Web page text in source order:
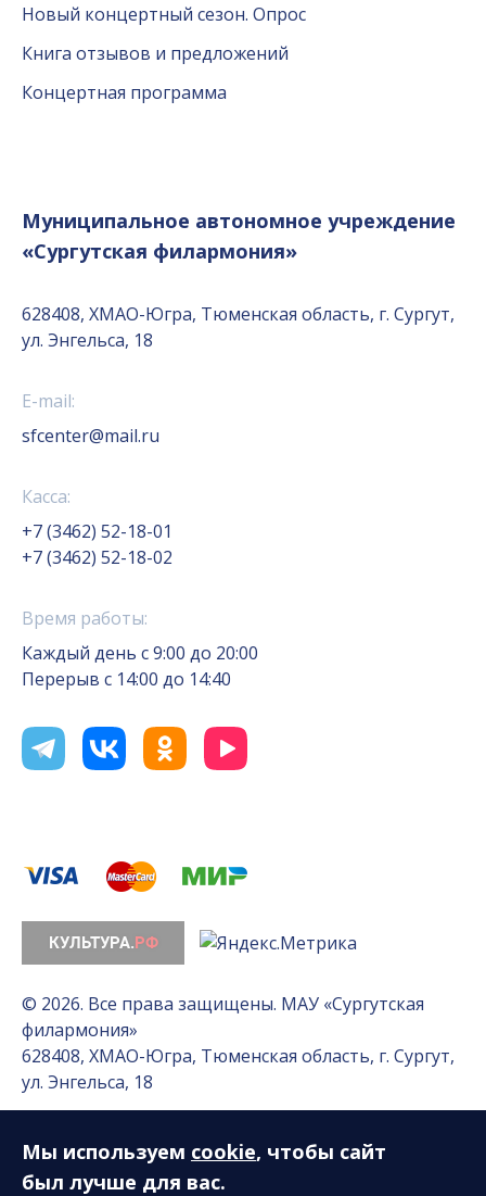
Новый концертный сезон. Опрос
Книга отзывов и предложений
Концертная программа
Муниципальное автономное учреждение
«Сургутская филармония»
628408, ХМАО-Югра, Тюменская область, г. Сургут,
ул. Энгельса, 18
E-mail:
sfcenter@mail.ru
Касса:
+7 (3462) 52-18-01
+7 (3462) 52-18-02
Время работы:
Каждый день с 9:00 до 20:00
Перерыв с 14:00 до 14:40
© 2026. Все права защищены. МАУ «Сургутская
филармония»
628408, ХМАО-Югра, Тюменская область, г. Сургут,
ул. Энгельса, 18
Разработка сайта — Интернет-лаборатория
«Делиссимо»
Мы используем cookie, чтобы сайт
был лучше для вас.